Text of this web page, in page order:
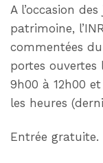
A l’occasion
patrimoine,
commentées
portes ouvertes
9h00 à 12h00
les heures
Entrée gratuite.